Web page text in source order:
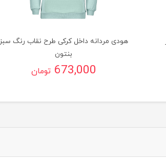
هودی مردانه داخل کرکی طرح نقاب رنگ سبز
بنتون
673,000 تومان